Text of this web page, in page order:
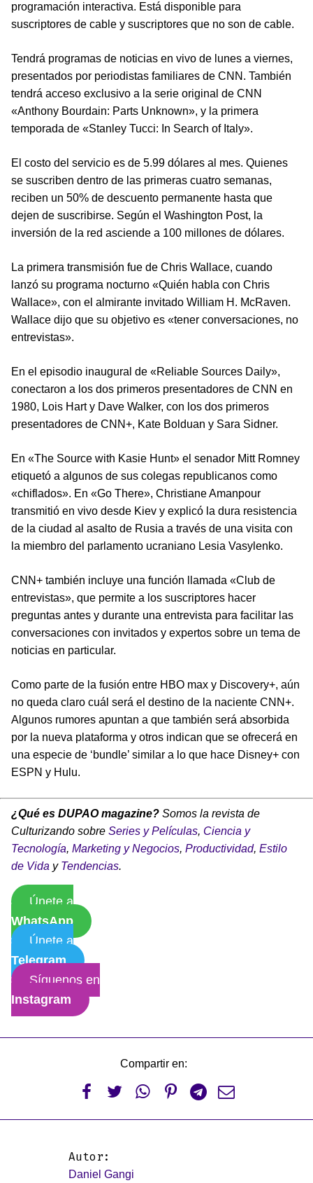
programación interactiva. Está disponible para
suscriptores de cable y suscriptores que no son de cable.
Tendrá programas de noticias en vivo de lunes a viernes,
presentados por periodistas familiares de CNN. También
tendrá acceso exclusivo a la serie original de CNN
«Anthony Bourdain: Parts Unknown», y la primera
temporada de «Stanley Tucci: In Search of Italy».
El costo del servicio es de 5.99 dólares al mes. Quienes
se suscriben dentro de las primeras cuatro semanas,
reciben un 50% de descuento permanente hasta que
dejen de suscribirse. Según el Washington Post, la
inversión de la red asciende a 100 millones de dólares.
La primera transmisión fue de Chris Wallace, cuando
lanzó su programa nocturno «Quién habla con Chris
Wallace», con el almirante invitado William H. McRaven.
Wallace dijo que su objetivo es «tener conversaciones, no
entrevistas».
En el episodio inaugural de «Reliable Sources Daily»,
conectaron a los dos primeros presentadores de CNN en
1980, Lois Hart y Dave Walker, con los dos primeros
presentadores de CNN+, Kate Bolduan y Sara Sidner.
En «The Source with Kasie Hunt» el senador Mitt Romney
etiquetó a algunos de sus colegas republicanos como
«chiflados». En «Go There», Christiane Amanpour
transmitió en vivo desde Kiev y explicó la dura resistencia
de la ciudad al asalto de Rusia a través de una visita con
la miembro del parlamento ucraniano Lesia Vasylenko.
CNN+ también incluye una función llamada «Club de
entrevistas», que permite a los suscriptores hacer
preguntas antes y durante una entrevista para facilitar las
conversaciones con invitados y expertos sobre un tema de
noticias en particular.
Como parte de la fusión entre HBO max y Discovery+, aún
no queda claro cuál será el destino de la naciente CNN+.
Algunos rumores apuntan a que también será absorbida
por la nueva plataforma y otros indican que se ofrecerá en
una especie de ‘bundle’ similar a lo que hace Disney+ con
ESPN y Hulu.
¿Qué es DUPAO magazine? Somos la revista de
Culturizando sobre Series y Películas, Ciencia y
Tecnología, Marketing y Negocios, Productividad, Estilo
de Vida y Tendencias.
Únete a
WhatsApp
Únete a
Telegram
Síguenos en
Instagram
Compartir en:
     
Autor:
Daniel Gangi